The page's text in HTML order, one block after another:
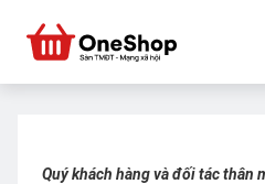
Quý khách hàng và đối tác thân